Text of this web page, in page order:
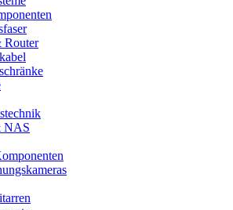
Router
NAS